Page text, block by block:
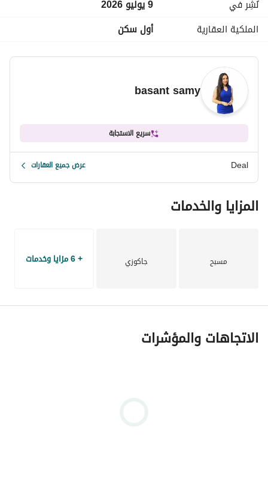
نُشِر في
9 يوليو 2026
الملكية العقارية
أول سكن
basant samy
سريع الاستجابة
Deal عرض جميع العقارات
المزايا والخدمات
مسبح جاكوزي + 6 مزايا وخدمات
الاتجاهات والمؤشرات